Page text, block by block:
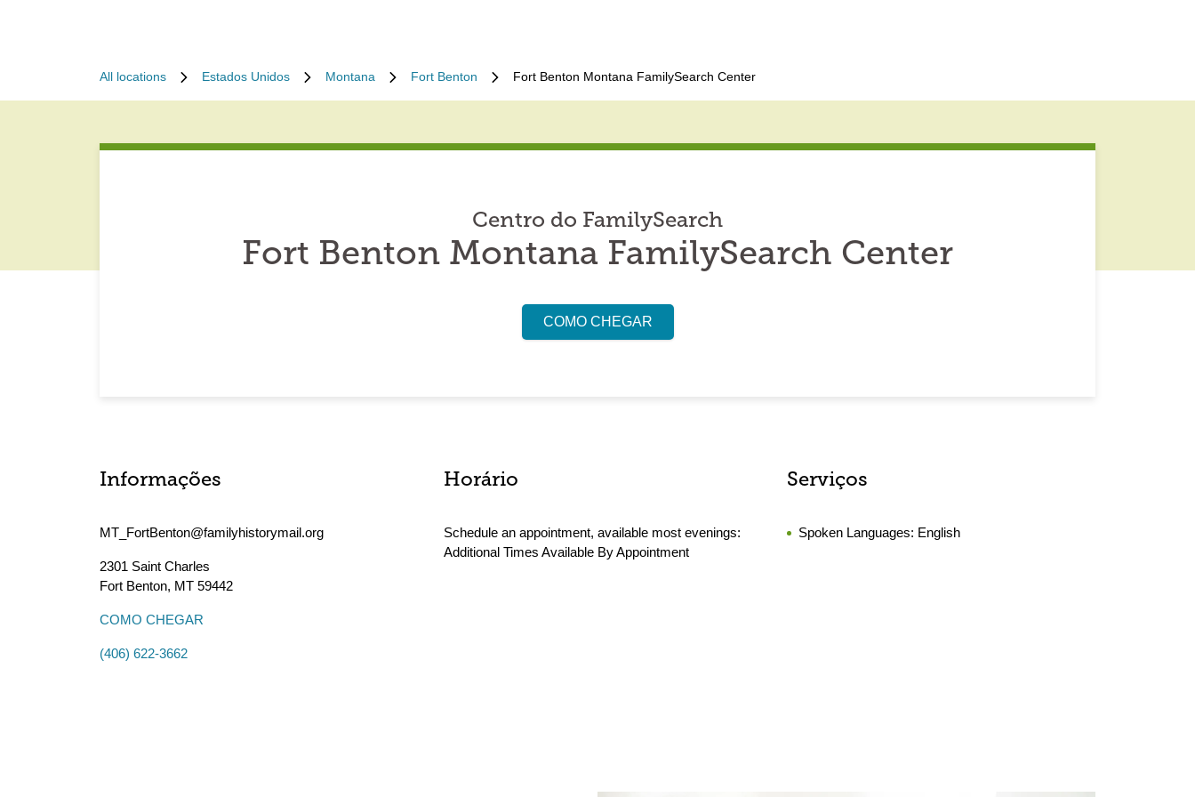
All locations Estados Unidos Montana Fort Benton Fort Benton Montana FamilySearch Center
Centro do FamilySearch
Fort Benton Montana FamilySearch Center
COMO CHEGAR
Informações
MT_FortBenton@familyhistorymail.org
2301 Saint Charles
Fort Benton, MT 59442
COMO CHEGAR
(406) 622-3662
Horário
Schedule an appointment, available most evenings:
Additional Times Available By Appointment
Serviços
Spoken Languages: English